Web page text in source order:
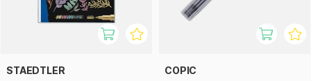
STAEDTLER COPIC